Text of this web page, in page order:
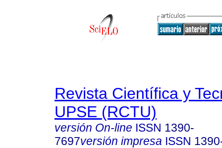
Revista Científica y
UPSE (RCTU)
versión On-line ISSN 1390-
7697versión impresa ISSN